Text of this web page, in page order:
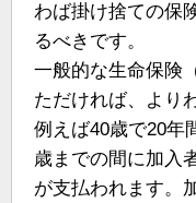
わば掛け捨ての保
るべきです。
一般的な生命保険
ただければ、より
例えば40歳で20年
歳までの間に加入
が支払われます。